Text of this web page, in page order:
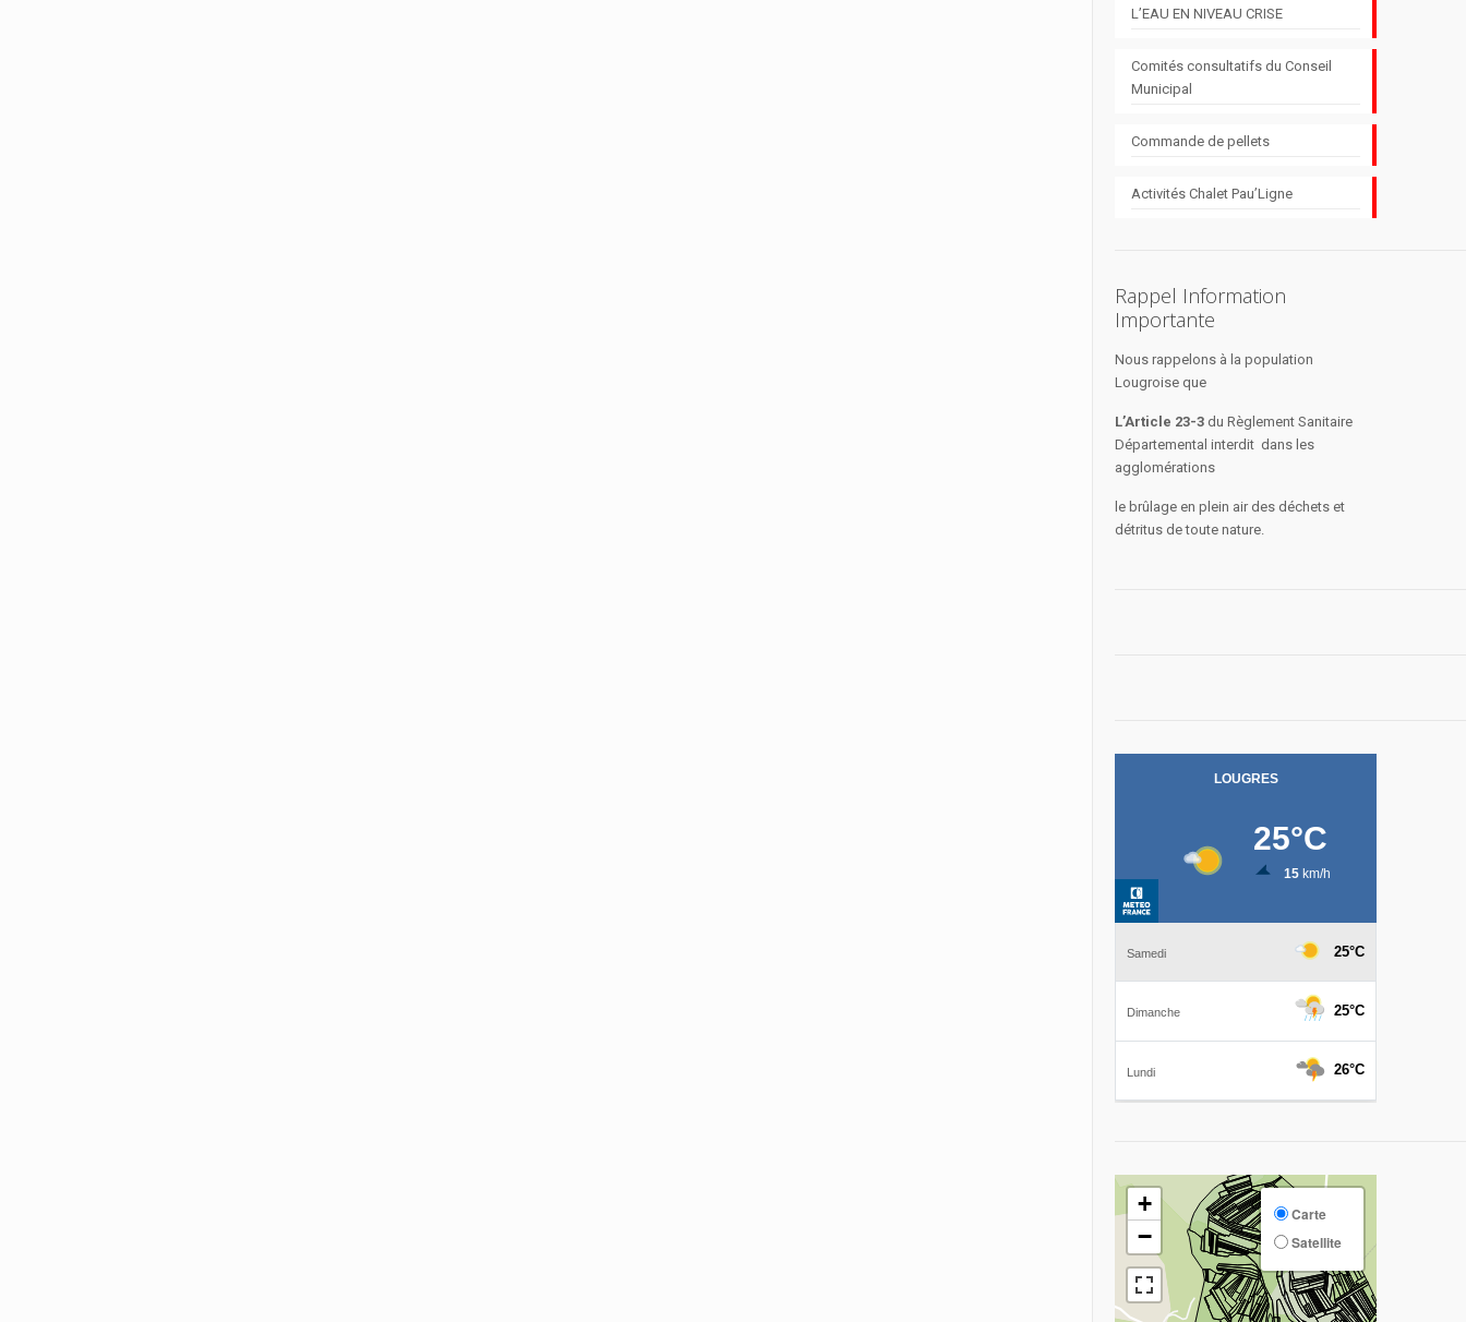
L’EAU EN NIVEAU CRISE
Comités consultatifs du Conseil
Municipal
Commande de pellets
Activités Chalet Pau’Ligne
Rappel Information
Importante
Nous rappelons à la population
Lougroise que
L’Article 23-3 du Règlement Sanitaire
Départemental interdit dans les
agglomérations
le brûlage en plein air des déchets et
détritus de toute nature.